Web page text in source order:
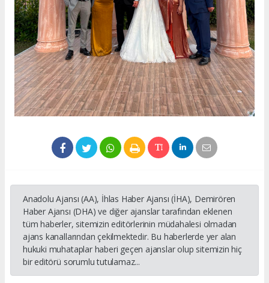
Anadolu Ajansı (AA), İhlas Haber Ajansı (İHA), Demirören
Haber Ajansı (DHA) ve diğer ajanslar tarafından eklenen
tüm haberler, sitemizin editörlerinin müdahalesi olmadan
ajans kanallarından çekilmektedir. Bu haberlerde yer alan
hukuki muhataplar haberi geçen ajanslar olup sitemizin hiç
bir editörü sorumlu tutulamaz...